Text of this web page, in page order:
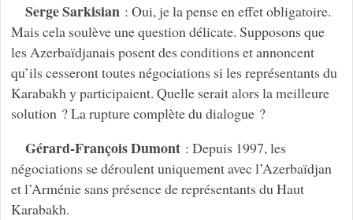
Serge Sarkisian: Oui, je la pense en effet obligatoire.
Mais cela soulève une question délicate. Supposons que
les Azerbaïdjanais posent des conditions et annoncent
qu’ils cesseront toutes négociations si les représentants du
Karabakh y participaient. Quelle serait alors la meilleure
solution ? La rupture complète du dialogue ?
Gérard-François Dumont: Depuis 1997, les
négociations se déroulent uniquement avec l’Azerbaïdjan
et l’Arménie sans présence de représentants du Haut
Karabakh.